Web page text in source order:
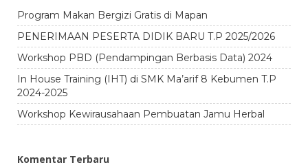
Program Makan Bergizi Gratis di Mapan
PENERIMAAN PESERTA DIDIK BARU T.P 2025/2026
Workshop PBD (Pendampingan Berbasis Data) 2024
In House Training (IHT) di SMK Ma’arif 8 Kebumen T.P
2024-2025
Workshop Kewirausahaan Pembuatan Jamu Herbal
Komentar Terbaru